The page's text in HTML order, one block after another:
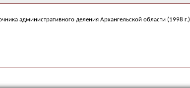
административного деления Архангельской области (1998 г.)